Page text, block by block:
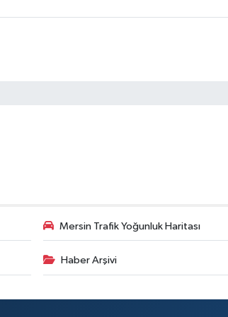
Mersin Trafik Yoğunluk Haritası
Haber Arşivi